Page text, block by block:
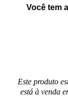
Você tem
Este produto
está à venda